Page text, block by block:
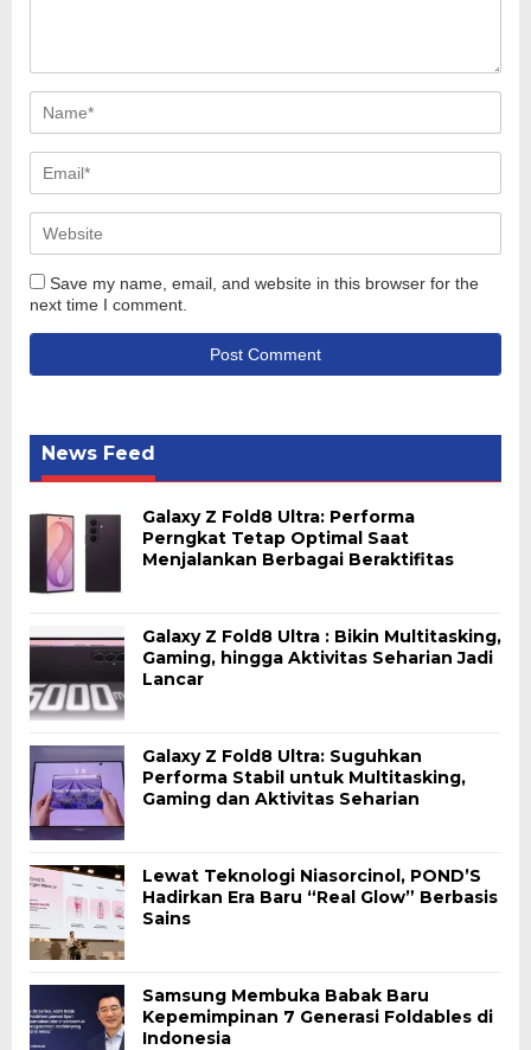
Save my name, email, and website in this browser for the
next time I comment.
News Feed
Galaxy Z Fold8 Ultra: Performa
Perngkat Tetap Optimal Saat
Menjalankan Berbagai Beraktifitas
Galaxy Z Fold8 Ultra : Bikin Multitasking,
Gaming, hingga Aktivitas Seharian Jadi
Lancar
Galaxy Z Fold8 Ultra: Suguhkan
Performa Stabil untuk Multitasking,
Gaming dan Aktivitas Seharian
Lewat Teknologi Niasorcinol, POND’S
Hadirkan Era Baru “Real Glow” Berbasis
Sains
Samsung Membuka Babak Baru
Kepemimpinan 7 Generasi Foldables di
Indonesia